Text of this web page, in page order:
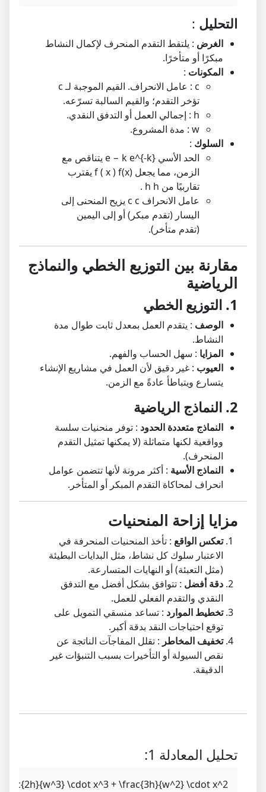
التحليل :
الغرض : يلتقط التقدم المنحرف لإكمال النشاط
مبكرًا أو متأخرًا.
المكونات :
c : عامل الانحراف. القيم الموجبة لـc
تؤخر التقدم؛ والقيم السالبة تسرّعه.
h : إجمالي العمل أو التدفق النقدي.
w : مدة المشروع.
السلوك :
الحد الأسي e^{-k}
e − k
يتناقص مع
الزمن، مما يجعل f(x)
f( x)
يقترب
تقاربيًا من h
h
.
عامل الانحراف c
c يزيح المنحنى إلى
اليسار (تقدم مبكر) أو إلى اليمين
(تقدم متأخر).
مقارنة بين التوزيع الخطي والنماذج
الرياضية
1. التوزيع الخطي
الوصف : يتقدم العمل بمعدل ثابت طوال مدة
النشاط.
المزايا : سهل الحساب والفهم.
العيوب : غير دقيق لأن العمل في مشاريع الإنشاء
يتسارع ويتباطأ عادةً مع الزمن.
2. النماذج الرياضية
النماذج متعددة الحدود : توفر منحنيات سلسة
وواقعية لكنها متماثلة (لا يمكنها تمثيل التقدم
المنحرف).
النماذج الأسية : أكثر مرونة لأنها تتضمن عوامل
انحراف لمحاكاة التقدم المبكر أو المتأخر.
مزايا إزاحة المنحنيات
تعكس الواقع : تأخذ المنحنيات المنحرفة في
الاعتبار سلوك كل نشاط، مثل البدايات البطيئة
(مثل التعبئة) أو النهايات المتسارعة.
دقة أفضل : تتوافق بشكل أفضل مع التدفق
النقدي والتقدم الفعلي للعمل.
تخطيط الموارد : تساعد منسقي التمويل على
توقع احتياجات النقد بدقة أكبر.
تخفيف المخاطر : تقلل المفاجآت الناتجة عن
نقص السيولة أو التأخيرات بسبب التنبؤات غير
الدقيقة.
تحليل المعادلة 1:
\cdot x^3 + \frac{3h}{w^2} \cdot x^2